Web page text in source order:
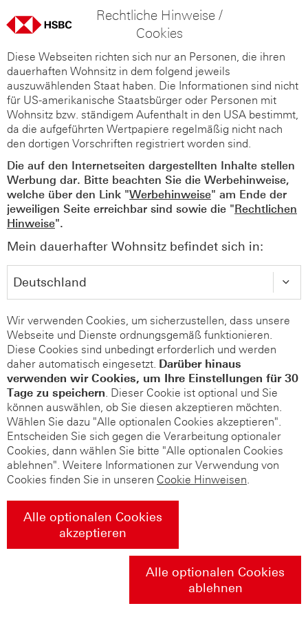
Rechtliche Hinweise /
Cookies
Diese Webseiten richten sich nur an Personen, die ihren
dauerhaften Wohnsitz in dem folgend jeweils
auszuwählenden Staat haben. Die Informationen sind nicht
für US-amerikanische Staatsbürger oder Personen mit
Wohnsitz bzw. ständigem Aufenthalt in den USA bestimmt,
da die aufgeführten Wertpapiere regelmäßig nicht nach
den dortigen Vorschriften registriert worden sind.
Die auf den Internetseiten dargestellten Inhalte stellen
Werbung dar. Bitte beachten Sie die Werbehinweise,
welche über den Link "Werbehinweise" am Ende der
jeweiligen Seite erreichbar sind sowie die "Rechtlichen
Hinweise".
Mein dauerhafter Wohnsitz befindet sich in:
Wir verwenden Cookies, um sicherzustellen, dass unsere
Webseite und Dienste ordnungsgemäß funktionieren.
Diese Cookies sind unbedingt erforderlich und werden
daher automatisch eingesetzt. Darüber hinaus
verwenden wir Cookies, um Ihre Einstellungen für 30
Tage zu speichern. Dieser Cookie ist optional und Sie
können auswählen, ob Sie diesen akzeptieren möchten.
Wählen Sie dazu "Alle optionalen Cookies akzeptieren".
Entscheiden Sie sich gegen die Verarbeitung optionaler
Cookies, dann wählen Sie bitte "Alle optionalen Cookies
ablehnen". Weitere Informationen zur Verwendung von
Cookies finden Sie in unseren Cookie Hinweisen.
Alle optionalen Cookies
akzeptieren
Alle optionalen Cookies
ablehnen